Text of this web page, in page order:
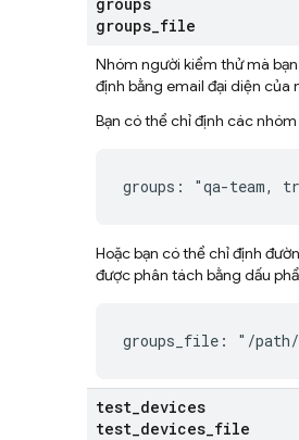
groups_file
Nhóm người kiểm thử mà
định bằng email đại diện của
Bạn có thể chỉ định các
groups: "qa-team,
Hoặc bạn có thể chỉ định
được phân tách bằng dấu
groups_file: "/
test_devices
test_devices_file